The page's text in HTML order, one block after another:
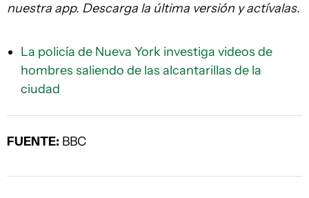
nuestra app. Descarga la última versión y actívalas.
La policía de Nueva York investiga videos de
hombres saliendo de las alcantarillas de la
ciudad
FUENTE: BBC